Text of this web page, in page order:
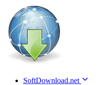
SoftDownload.net